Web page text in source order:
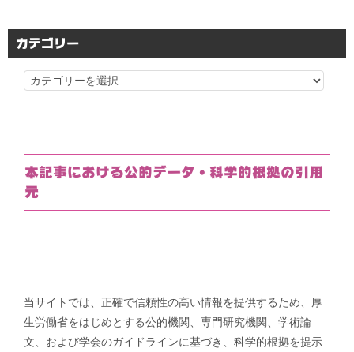
カテゴリー
カ
ー
本記事における公的データ・科学的根拠の引用
元
当サイトでは、正確で信頼性の高い情報を提供するため、厚
生労働省をはじめとする公的機関、専門研究機関、学術論
文、および学会のガイドラインに基づき、科学的根拠を提示